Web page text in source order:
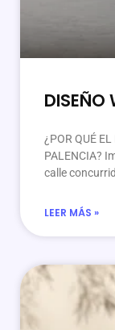
DISEÑO
¿POR QUÉ
PALENCIA?
calle
LEER MÁS »